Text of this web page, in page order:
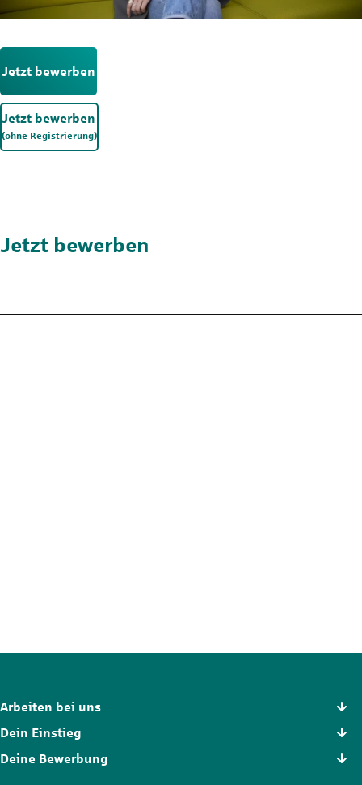
Jetzt bewerben
Jetzt bewerben
(ohne Registrierung)
Jetzt bewerben
Arbeiten bei uns
Dein Einstieg
Deine Bewerbung